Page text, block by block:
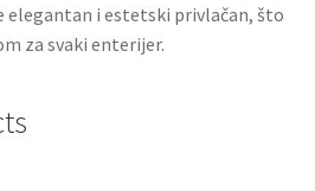
elegantan i estetski privlačan, što
za svaki enterijer.